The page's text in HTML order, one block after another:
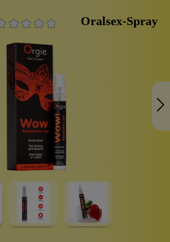
Oralsex-Spray